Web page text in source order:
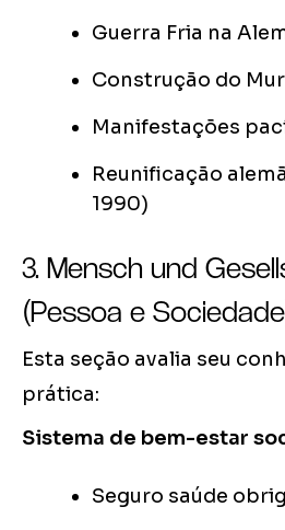
Guerra Fria na
Construção do
Manifestações
Reunificação
1990)
3. Mensch und
(Pessoa e
Esta seção avalia seu
prática:
Sistema de bem-estar
Seguro saúde